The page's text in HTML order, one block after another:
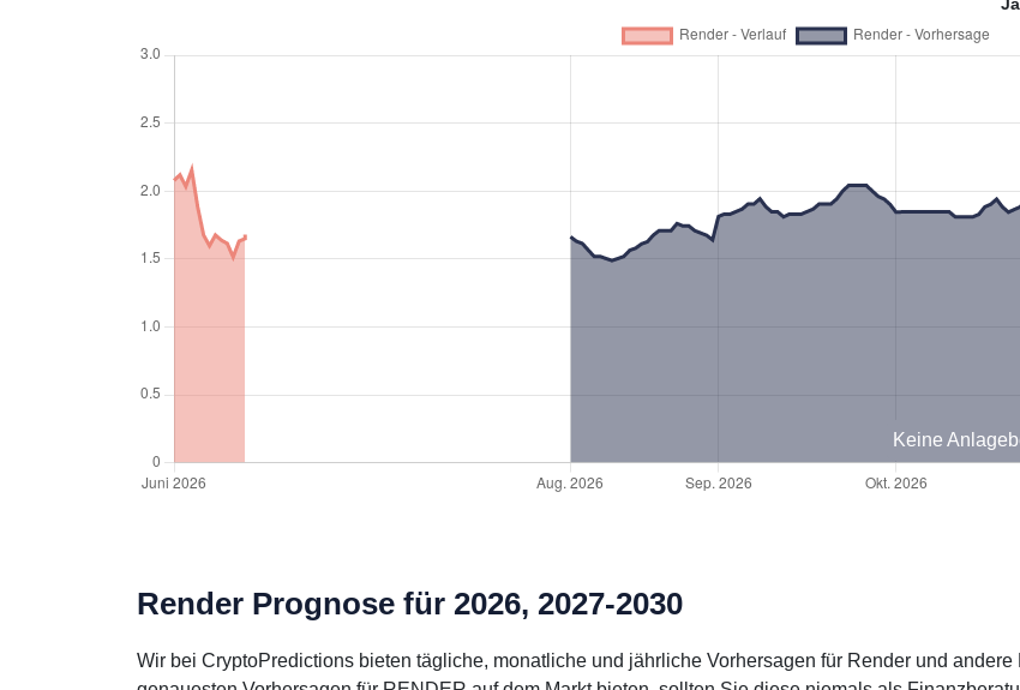
Keine
Render Prognose für 2026, 2027-2030
Wir bei CryptoPredictions bieten tägliche, monatliche und jährliche Vorhersagen für Render und